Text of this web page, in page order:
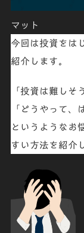
マット
今回は投資をは
紹介します。
「投資は難しそ
「どうやって、
というようなお
すい方法を紹介